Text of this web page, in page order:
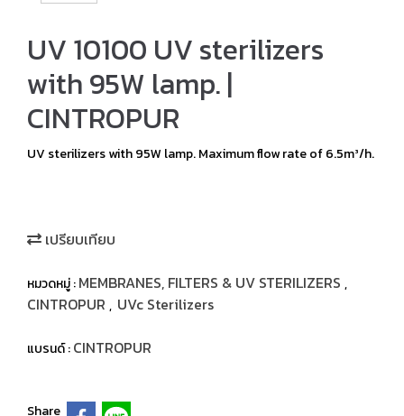
UV 10100 UV sterilizers
with 95W lamp. |
CINTROPUR
UV sterilizers with 95W lamp. Maximum flow rate of 6.5m³/h.
เปรียบเทียบ
หมวดหมู่ :MEMBRANES, FILTERS & UV STERILIZERS ,
CINTROPUR , UVc Sterilizers
แบรนด์ :CINTROPUR
Share